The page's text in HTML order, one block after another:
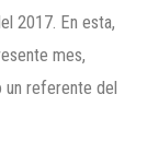
2017. En esta,
mes,
un referente del